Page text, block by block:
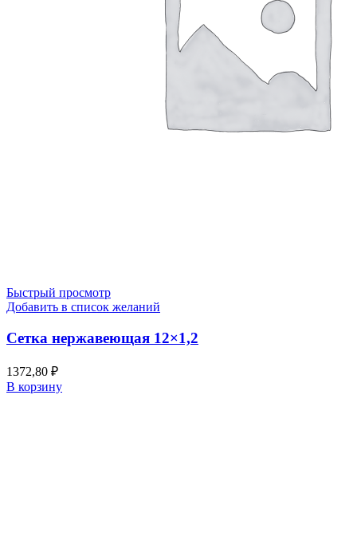
Быстрый просмотр
Добавить в список желаний
Сетка нержавеющая 12×1,2
1372,80 ₽
В корзину